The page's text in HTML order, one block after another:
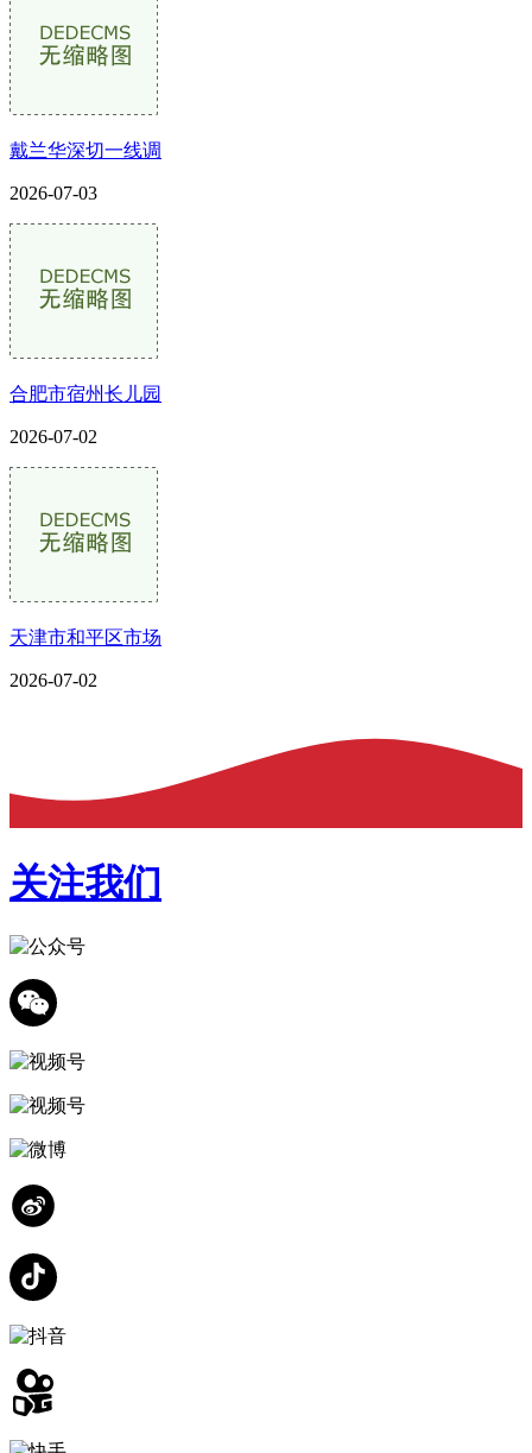
戴兰华深切一线调
2026-07-03
合肥市宿州长儿园
2026-07-02
天津市和平区市场
2026-07-02
关注我们